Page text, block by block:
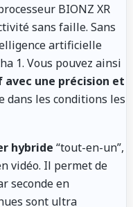
BIONZ XR
sans faille. Sans
artificielle
1. Vous pouvez ainsi
une précision et
dans les conditions les
hybride “tout-en-un”,
vidéo. Il permet de
seconde en
sont ultra